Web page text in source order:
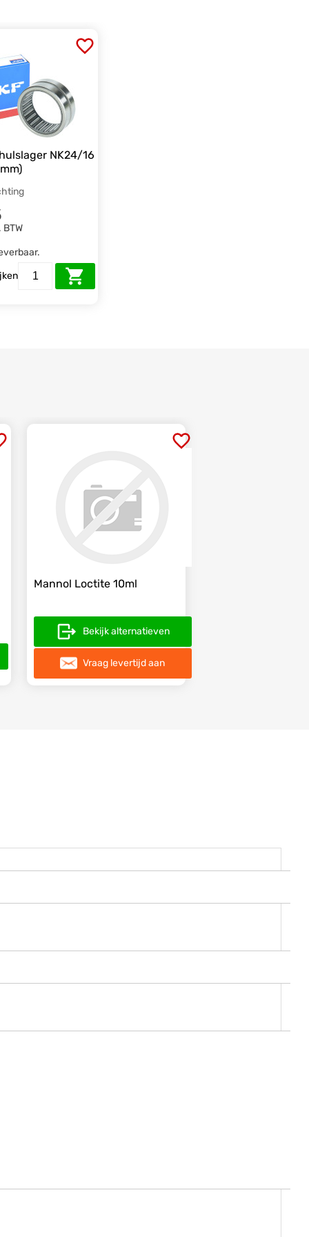
NK24/16
Mannol Loctite 10ml
Bekijk alternatieven
Vraag levertijd aan